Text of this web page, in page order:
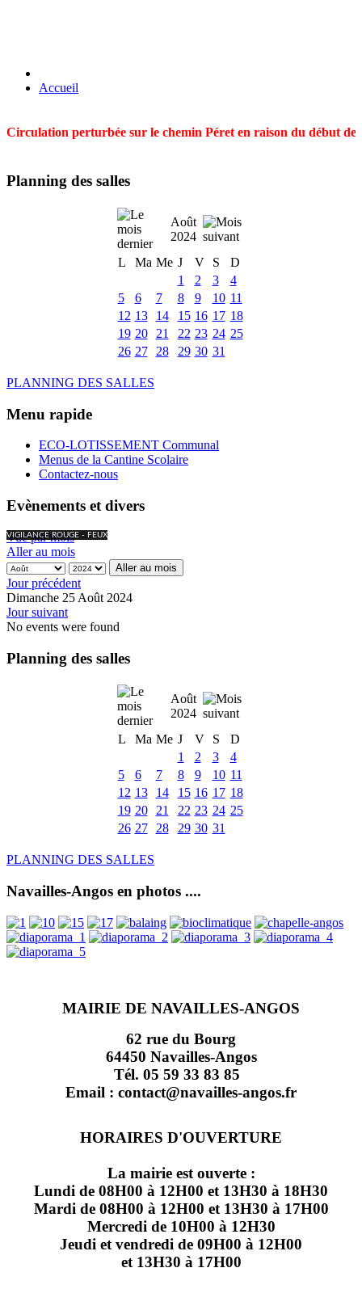
Accueil
Circulation perturbée sur le chemin Péret en raison du début
Planning des salles
Août
2024
L
Ma Me J V S
D
1
2 3
4
5
6 7 8 9 10 11
12 13 14 15 16 17 18
19 20 21 22 23 24 25
26 27 28 29 30 31
PLANNING DES SALLES
Menu rapide
ECO-LOTISSEMENT Communal
Menus de la Cantine Scolaire
Contactez-nous
Evènements et divers
VIGILANCE ROUGE - FEUX
Vue par mois
Aller au mois
Aller au mois
Jour précédent
Dimanche 25 Août 2024
Jour suivant
No events were found
Planning des salles
Août
2024
L
Ma Me J V S
D
1
2 3
4
5
6 7 8 9 10 11
12 13 14 15 16 17 18
19 20 21 22 23 24 25
26 27 28 29 30 31
PLANNING DES SALLES
Navailles-Angos en photos ....
MAIRIE DE NAVAILLES-ANGOS
62 rue du Bourg
64450 Navailles-Angos
Tél. 05 59 33 83 85
Email : contact@navailles-angos.fr
HORAIRES D'OUVERTURE
La mairie est ouverte :
Lundi de 08H00 à 12H00 et 13H30 à 18H30
Mardi de 08H00 à 12H00 et 13H30 à 17H00
Mercredi de 10H00 à 12H30
Jeudi et vendredi de 09H00 à 12H00
et 13H30 à 17H00